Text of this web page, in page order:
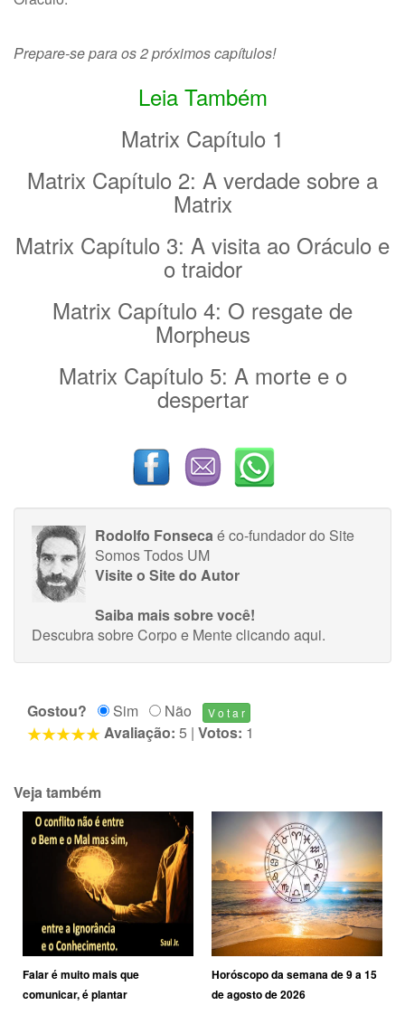
Prepare-se para os 2 próximos capítulos!
Leia Também
Matrix Capítulo 1
Matrix Capítulo 2: A verdade sobre a
Matrix
Matrix Capítulo 3: A visita ao Oráculo e
o traidor
Matrix Capítulo 4: O resgate de
Morpheus
Matrix Capítulo 5: A morte e o
despertar
Rodolfo Fonsecaé co-fundador do Site
Somos Todos UM
Visite o Site do Autor
Saiba mais sobre você!
Descubra sobre Corpo e Menteclicando aqui.
Gostou? Sim
Não
Avaliação: 5 | Votos: 1
Veja também
Falar é muito mais que
comunicar, é plantar
Horóscopo da semana de 9 a 15
de agosto de 2026